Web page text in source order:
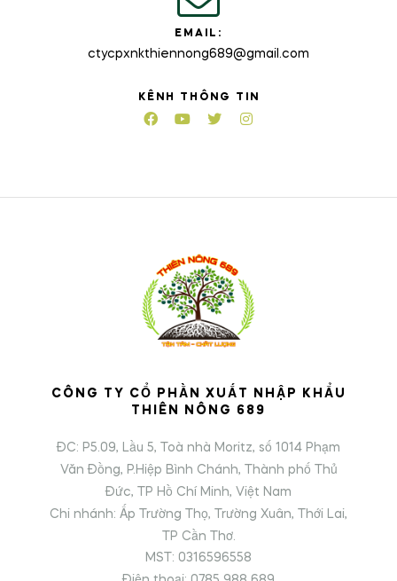
EMAIL:
ctycpxnkthiennong689@gmail.com
KÊNH THÔNG TIN
CÔNG TY CỔ PHẦN XUẤT NHẬP KHẨU
THIÊN NÔNG 689
ĐC: P5.09, Lầu 5, Toà nhà Moritz, số 1014 Phạm
Văn Đồng, P.Hiệp Bình Chánh, Thành phố Thủ
Đức, TP Hồ Chí Minh, Việt Nam
Chi nhánh: Ấp Trường Thọ, Trường Xuân, Thới Lai,
TP Cần Thơ.
MST: 0316596558